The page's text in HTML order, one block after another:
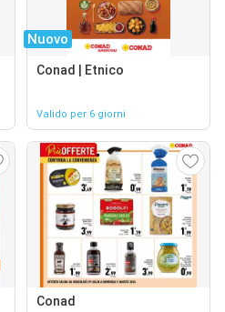
Nuovo
Conad | Etnico
Valido per 6 giorni
Conad